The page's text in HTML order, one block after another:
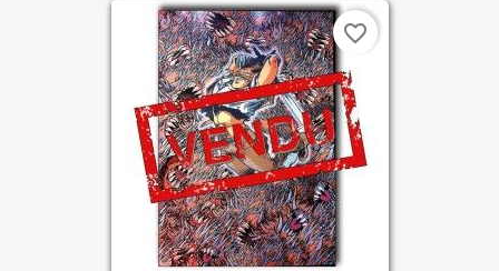
favorite_border